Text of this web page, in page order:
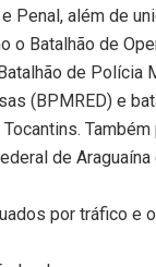
Penal, além de
o Batalhão de
de Polícia
(BPMRED) e
Também
de Araguaína
por tráfico e